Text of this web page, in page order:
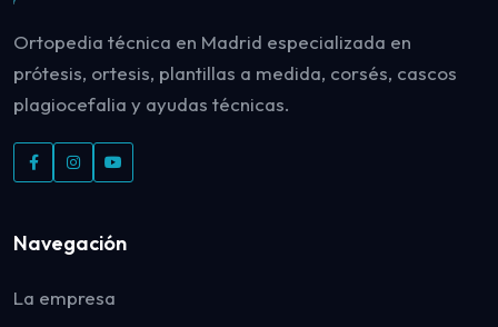
Ortopedia técnica en Madrid especializada en
prótesis, ortesis, plantillas a medida, corsés, cascos
plagiocefalia y ayudas técnicas.
Navegación
La empresa